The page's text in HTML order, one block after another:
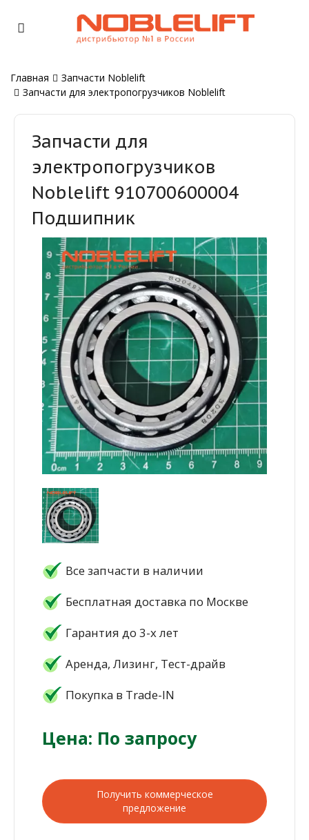
Главная
Запчасти Noblelift
Запчасти для электропогрузчиков Noblelift
Запчасти для
электропогрузчиков
Noblelift 910700600004
Подшипник
Все запчасти в наличии
Бесплатная доставка по Москве
Гарантия до 3-х лет
Аренда, Лизинг, Тест-драйв
Покупка в Trade-IN
Цена: По запросу
Получить коммерческое
предложение